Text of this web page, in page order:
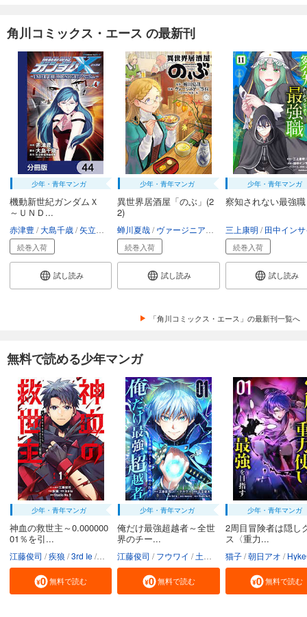
角川コミックス・エース の最新刊
少年・青年マンガ
機動新世紀ガンダムＸ
～ＵＮＤ...
赤津豊 大島千歳 矢立肇・富野由悠季
続巻入荷
試し読み
少年・青年マンガ
異世界居酒屋「のぶ」(2
2)
蝉川夏哉 ヴァージニア二等兵 転
続巻入荷
試し読み
少年・青年マンガ
察知されない最強
三上康明 田中インサイ
続巻入荷
試し読み
「角川コミックス・エース」の最新刊一覧へ
無料で読める少年マンガ
少年・青年マンガ
神血の救世主～0.000000
01％を引...
江藤俊司 疾狼 3rd Ie Studio No.9
無料で読む
少年・青年マンガ
俺だけ最強超越者～全世
界のチー...
江藤俊司 フウワイ 土田健太 3rd Ie maruco
無料で読む
少年・青年マンガ
2周目冒険者は隠し
ス〈重力...
猫子 朝日アオ
無料で読む